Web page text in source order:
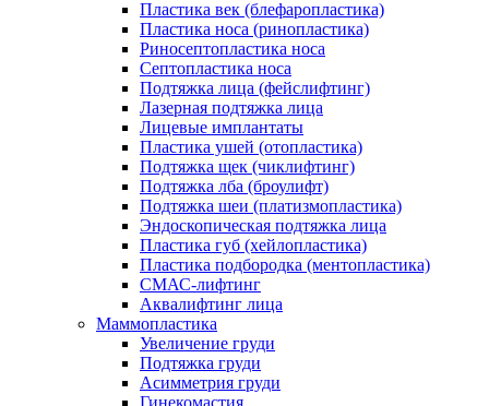
Пластика век (блефаропластика)
Пластика носа (ринопластика)
Риносептопластика носа
Септопластика носа
Подтяжка лица (фейслифтинг)
Лазерная подтяжка лица
Лицевые имплантаты
Пластика ушей (отопластика)
Подтяжка щек (чиклифтинг)
Подтяжка лба (броулифт)
Подтяжка шеи (платизмопластика)
Эндоскопическая подтяжка лица
Пластика губ (хейлопластика)
Пластика подбородка (ментопластика)
СМАС-лифтинг
Аквалифтинг лица
Маммопластика
Увеличение груди
Подтяжка груди
Асимметрия груди
Гинекомастия